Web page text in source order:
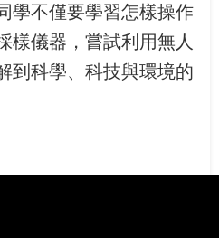
學不僅要學習怎樣操作
樣儀器，嘗試利用無人
到科學、科技與環境的